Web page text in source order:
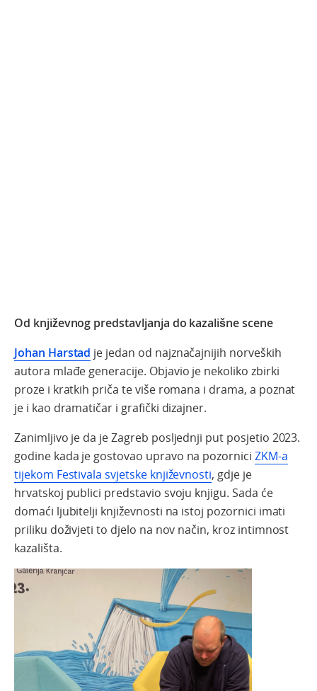
Od književnog predstavljanja do kazališne scene
Johan Harstad je jedan od najznačajnijih norveških
autora mlađe generacije. Objavio je nekoliko zbirki
proze i kratkih priča te više romana i drama, a poznat
je i kao dramatičar i grafički dizajner.
Zanimljivo je da je Zagreb posljednji put posjetio 2023.
godine kada je gostovao upravo na pozornici ZKM-a
tijekom Festivala svjetske književnosti, gdje je
hrvatskoj publici predstavio svoju knjigu. Sada će
domaći ljubitelji književnosti na istoj pozornici imati
priliku doživjeti to djelo na nov način, kroz intimnost
kazališta.